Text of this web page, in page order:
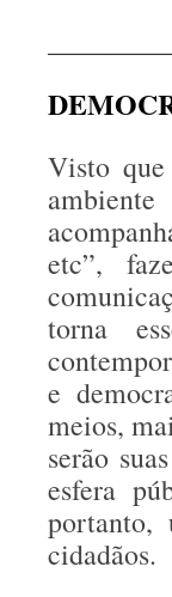
Visto
etc”,
torna
e
meios,
serão
esfera
portanto,
cidadãos.